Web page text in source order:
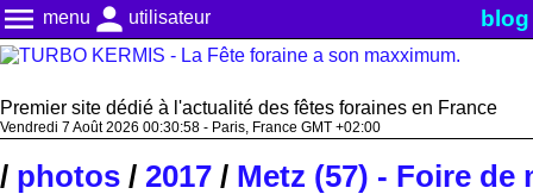
menu menu person utilisateur blog
Premier site dédié à l'actualité des fêtes foraines en France
Vendredi 7 Août 2026 00:30:59 - Paris, France GMT +02:00
/ photos / 2017 / Metz (57) - Foire de